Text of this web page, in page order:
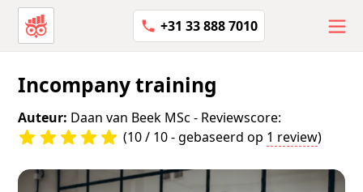
+31 33 888 7010
Incompany training
Auteur: Daan van Beek MSc - Reviewscore:
(10 / 10 - gebaseerd op 1 review)